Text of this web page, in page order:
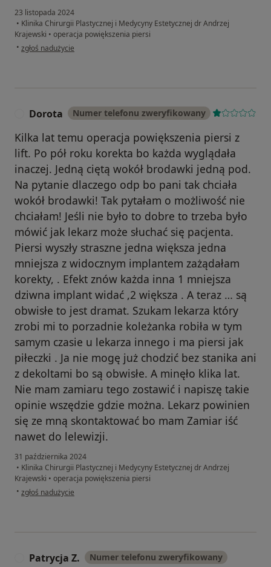
23 listopada 2024
• Klinika Chirurgii Plastycznej i Medycyny Estetycznej dr Andrzej
Krajewski • operacja powiększenia piersi
• w opinii użytkownika Niezadowolona
zgłoś nadużycie
Dorota Numer telefonu zweryfikowany
Kilka lat temu operacja powiększenia piersi z
lift. Po pół roku korekta bo każda wyglądała
inaczej. Jedną ciętą wokół brodawki jedną pod.
Na pytanie dlaczego odp bo pani tak chciała
wokół brodawki! Tak pytałam o możliwość nie
chciałam! Jeśli nie było to dobre to trzeba było
mówić jak lekarz może słuchać się pacjenta.
Piersi wyszły straszne jedna większa jedna
mniejsza z widocznym implantem zażądałam
korekty, . Efekt znów każda inna 1 mniejsza
dziwna implant widać ,2 większa . A teraz … są
obwisłe to jest dramat. Szukam lekarza który
zrobi mi to porzadnie koleżanka robiła w tym
samym czasie u lekarza innego i ma piersi jak
piłeczki . Ja nie mogę już chodzić bez stanika ani
z dekoltami bo są obwisłe. A minęło klika lat.
Nie mam zamiaru tego zostawić i napiszę takie
opinie wszędzie gdzie można. Lekarz powinien
się ze mną skontaktować bo mam Zamiar iść
nawet do lelewizji.
31 października 2024
• Klinika Chirurgii Plastycznej i Medycyny Estetycznej dr Andrzej
Krajewski • operacja powiększenia piersi
• w opinii użytkownika Dorota
zgłoś nadużycie
Patrycja Z. Numer telefonu zweryfikowany